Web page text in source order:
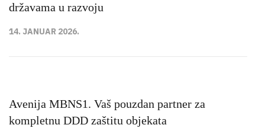
državama u razvoju
14. JANUAR 2026.
Avenija MBNS1. Vaš pouzdan partner za
kompletnu DDD zaštitu objekata